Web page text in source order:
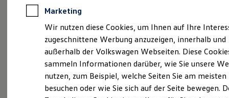
Anpfiff zum Gewinn
Elektroautos
ID. Tutorials
Elektrofahrzeugkonzepte
Reichweite
Reichweite der ID. Modelle
Reichweite im Winter
Marketing
Wir nutzen diese Cookies, um Ihnen auf Ihre
zugeschnittene Werbung anzuzeigen, innerhalb und
außerhalb der Volkswagen Webseiten. Diese
sammeln Informationen darüber, wie Sie unsere
nutzen, zum Beispiel, welche Seiten Sie am meisten
besuchen oder wie Sie sich auf der Seite bewegen.